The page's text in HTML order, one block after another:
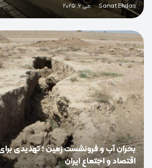
Sanat Ehdas
· می 6, 2025
0
بحران آب و فرونشست زمین ؛ تهدیدی
اقتصاد و اجتماع ایران